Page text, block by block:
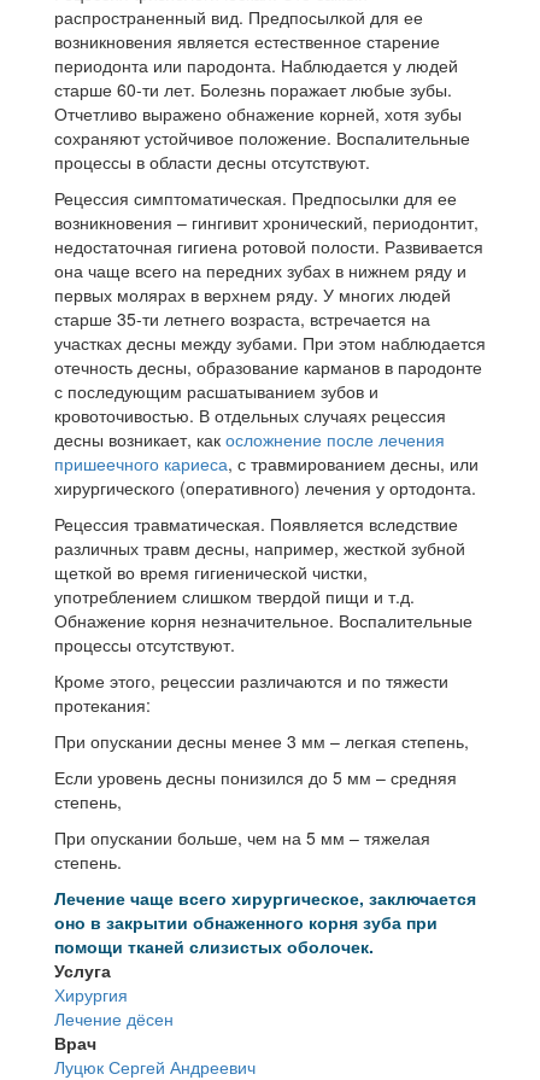
распространенный вид. Предпосылкой для ее
возникновения является естественное старение
периодонта или пародонта. Наблюдается у людей
старше 60-ти лет. Болезнь поражает любые зубы.
Отчетливо выражено обнажение корней, хотя зубы
сохраняют устойчивое положение. Воспалительные
процессы в области десны отсутствуют.
Рецессия симптоматическая. Предпосылки для ее
возникновения – гингивит хронический, периодонтит,
недостаточная гигиена ротовой полости. Развивается
она чаще всего на передних зубах в нижнем ряду и
первых молярах в верхнем ряду. У многих людей
старше 35-ти летнего возраста, встречается на
участках десны между зубами. При этом наблюдается
отечность десны, образование карманов в пародонте
с последующим расшатыванием зубов и
кровоточивостью. В отдельных случаях рецессия
десны возникает, как осложнение после лечения
пришеечного кариеса, с травмированием десны, или
хирургического (оперативного) лечения у ортодонта.
Рецессия травматическая. Появляется вследствие
различных травм десны, например, жесткой зубной
щеткой во время гигиенической чистки,
употреблением слишком твердой пищи и т.д.
Обнажение корня незначительное. Воспалительные
процессы отсутствуют.
Кроме этого, рецессии различаются и по тяжести
протекания:
При опускании десны менее 3 мм – легкая степень,
Если уровень десны понизился до 5 мм – средняя
степень,
При опускании больше, чем на 5 мм – тяжелая
степень.
Лечение чаще всего хирургическое, заключается
оно в закрытии обнаженного корня зуба при
помощи тканей слизистых оболочек.
Услуга
Хирургия
Лечение дёсен
Врач
Луцюк Сергей Андреевич